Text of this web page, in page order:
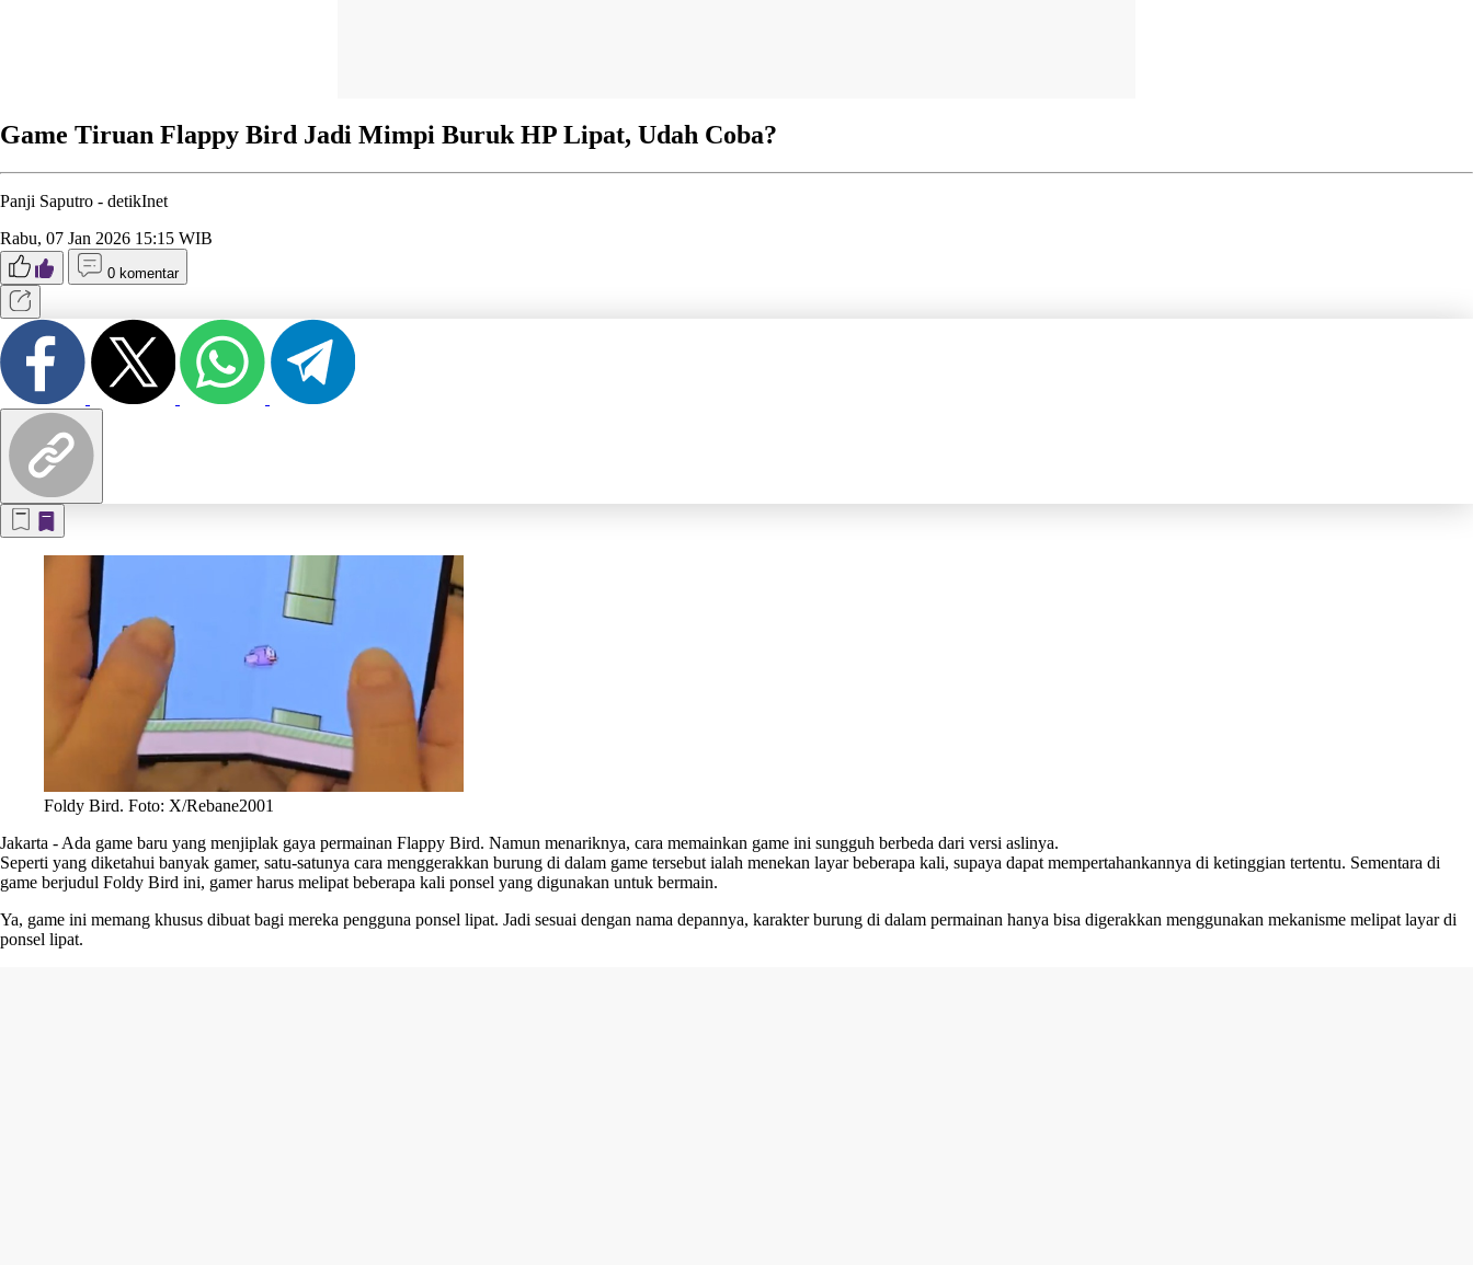
Game Tiruan Flappy Bird Jadi Mimpi Buruk HP Lipat, Udah Coba?
Panji Saputro - detikInet
Rabu, 07 Jan 2026 15:15 WIB
0 komentar
Foldy Bird. Foto: X/Rebane2001
Jakarta - Ada game baru yang menjiplak gaya permainan Flappy Bird. Namun menariknya, cara memainkan game ini sungguh berbeda dari versi aslinya.
Seperti yang diketahui banyak gamer, satu-satunya cara menggerakkan burung di dalam game tersebut ialah menekan layar beberapa kali, supaya dapat mempertahankannya di ketinggian tertentu. Sementara di
game berjudul Foldy Bird ini, gamer harus melipat beberapa kali ponsel yang digunakan untuk bermain.
Ya, game ini memang khusus dibuat bagi mereka pengguna ponsel lipat. Jadi sesuai dengan nama depannya, karakter burung di dalam permainan hanya bisa digerakkan menggunakan mekanisme melipat layar di
ponsel lipat.